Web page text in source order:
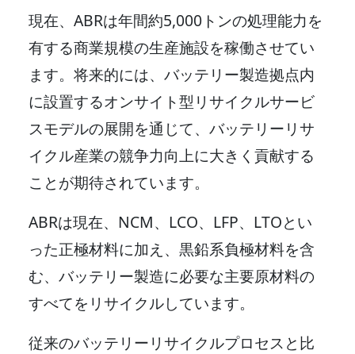
現在、ABRは年間約5,000トンの処理能力を
有する商業規模の生産施設を稼働させてい
ます。将来的には、バッテリー製造拠点内
に設置するオンサイト型リサイクルサービ
スモデルの展開を通じて、バッテリーリサ
イクル産業の競争力向上に大きく貢献する
ことが期待されています。
ABRは現在、NCM、LCO、LFP、LTOとい
った正極材料に加え、黒鉛系負極材料を含
む、バッテリー製造に必要な主要原材料の
すべてをリサイクルしています。
従来のバッテリーリサイクルプロセスと比